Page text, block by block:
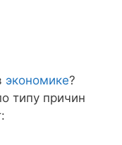
экономике?
типу причин